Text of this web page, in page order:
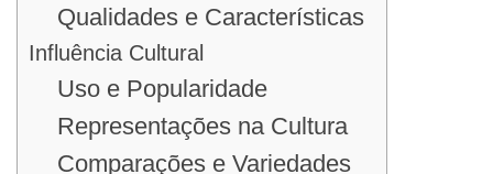
Qualidades e Características
Influência Cultural
Uso e Popularidade
Representações na Cultura
Comparações e Variedades